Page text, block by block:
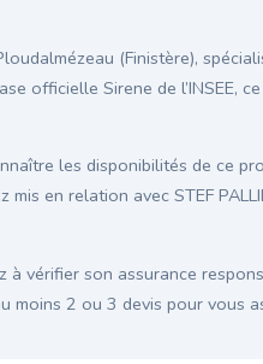
(Finistère),
officielle Sirene de l’INSEE,
les disponibilités de ce
en relation avec STEF
vérifier son assurance
moins 2 ou 3 devis pour vous